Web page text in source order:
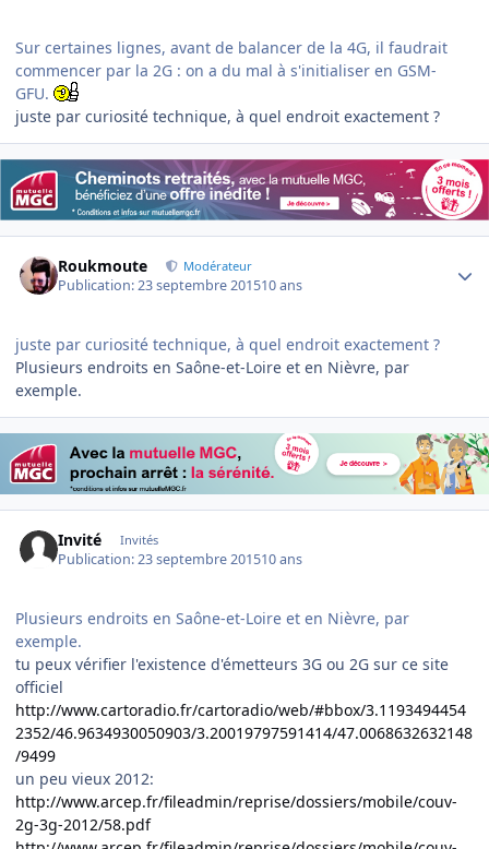
Sur certaines lignes, avant de balancer de la 4G, il faudrait
commencer par la 2G : on a du mal à s'initialiser en GSM-
GFU.
juste par curiosité technique, à quel endroit exactement ?
Roukmoute Modérateur
Publication:23 septembre 201510 ans
juste par curiosité technique, à quel endroit exactement ?
Plusieurs endroits en Saône-et-Loire et en Nièvre, par
exemple.
Invité Invités
Publication:23 septembre 201510 ans
Plusieurs endroits en Saône-et-Loire et en Nièvre, par
exemple.
tu peux vérifier l'existence d'émetteurs 3G ou 2G sur ce site
officiel
http://www.cartoradio.fr/cartoradio/web/#bbox/3.1193494454
2352/46.9634930050903/3.20019797591414/47.0068632632148
/9499
un peu vieux 2012:
http://www.arcep.fr/fileadmin/reprise/dossiers/mobile/couv-
2g-3g-2012/58.pdf